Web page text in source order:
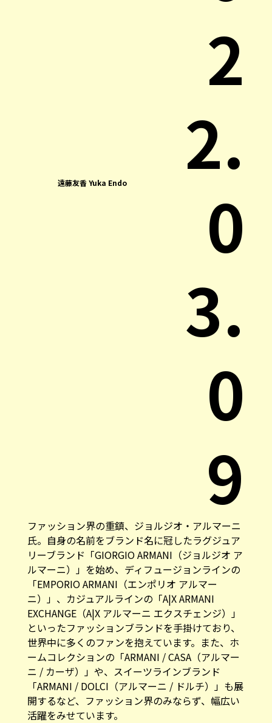
遠藤友香 Yuka Endo
2
2.
0
3.
0
9
ファッション界の重鎮、ジョルジオ・アルマーニ
氏。自身の名前をブランド名に冠したラグジュア
リーブランド「GIORGIO ARMANI（ジョルジオ ア
ルマーニ）」を始め、ディフュージョンラインの
「EMPORIO ARMANI（エンポリオ アルマー
ニ）」、カジュアルラインの「A|X ARMANI
EXCHANGE（A|X アルマーニ エクスチェンジ）」
といったファッションブランドを手掛けており、
世界中に多くのファンを抱えています。また、ホ
ームコレクションの「ARMANI / CASA（アルマー
ニ / カーザ）」や、スイーツラインブランド
「ARMANI / DOLCI（アルマーニ / ドルチ）」も展
開するなど、ファッション界のみならず、幅広い
活躍をみせています。